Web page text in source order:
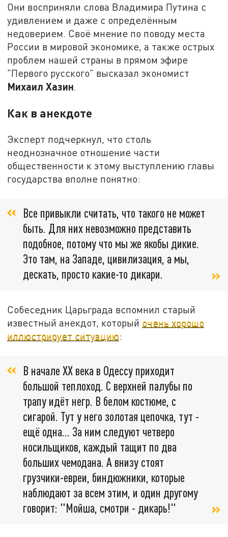
Они восприняли слова Владимира Путина с
удивлением и даже с определённым
недоверием. Своё мнение по поводу места
России в мировой экономике, а также острых
проблем нашей страны в прямом эфире
"Первого русского" высказал экономист
Михаил Хазин.
Как в анекдоте
Эксперт подчеркнул, что столь
неоднозначное отношение части
общественности к этому выступлению главы
государства вполне понятно:
Все привыкли считать, что такого не может
быть. Для них невозможно представить
подобное, потому что мы же якобы дикие.
Это там, на Западе, цивилизация, а мы,
дескать, просто какие-то дикари.
Собеседник Царьграда вспомнил старый
известный анекдот, который очень хорошо
иллюстрирует ситуацию:
В начале XX века в Одессу приходит
большой теплоход. С верхней палубы по
трапу идёт негр. В белом костюме, с
сигарой. Тут у него золотая цепочка, тут -
ещё одна… За ним следуют четверо
носильщиков, каждый тащит по два
больших чемодана. А внизу стоят
грузчики-евреи, биндюжники, которые
наблюдают за всем этим, и один другому
говорит: "Мойша, смотри - дикарь!"